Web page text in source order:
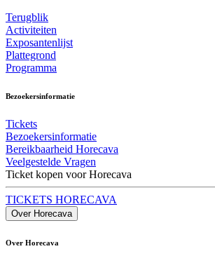
Terugblik
Activiteiten
Exposantenlijst
Plattegrond
Programma
Bezoekersinformatie
Tickets
Bezoekersinformatie
Bereikbaarheid Horecava
Veelgestelde Vragen
Ticket kopen voor Horecava
TICKETS HORECAVA
Over Horecava
Over Horecava